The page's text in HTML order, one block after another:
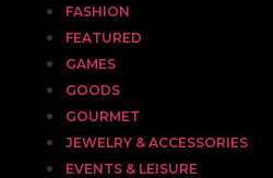
FASHION
FEATURED
GAMES
GOODS
GOURMET
JEWELRY & ACCESSORIES
EVENTS & LEISURE